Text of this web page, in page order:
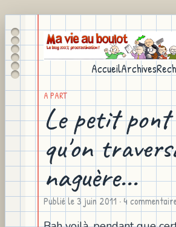
AccueilArchives
A PART
Le petit pont
qu'on
naguère...
Publié le3 juin 2011· 4